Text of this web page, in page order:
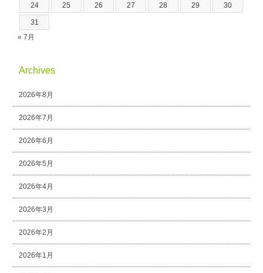
24 25 26 27 28 29 30
31
« 7月
Archives
2026年8月
2026年7月
2026年6月
2026年5月
2026年4月
2026年3月
2026年2月
2026年1月